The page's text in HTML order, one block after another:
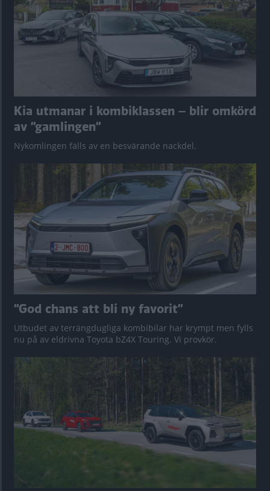
Kia utmanar i kombiklassen – blir omkörd
av ”gamlingen”
Nykomlingen fälls av en besvärande nackdel.
”God chans att bli ny favorit”
Utbudet av terrängdugliga kombibilar har krympt men fylls
nu på av eldrivna Toyota bZ4X Touring. Vi provkör.